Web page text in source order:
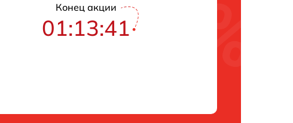
Конец акции
01:13:40